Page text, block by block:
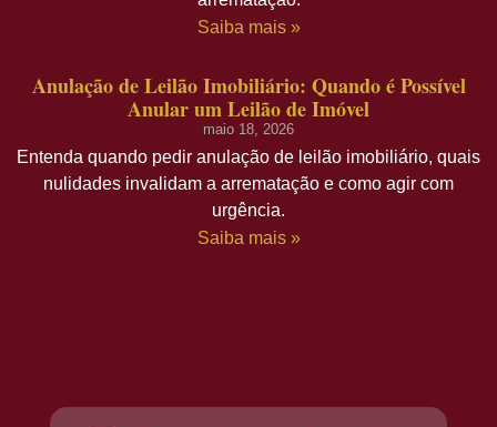
Saiba mais »
Anulação de Leilão Imobiliário: Quando é Possível
Anular um Leilão de Imóvel
maio 18, 2026
Entenda quando pedir anulação de leilão imobiliário, quais
nulidades invalidam a arrematação e como agir com
urgência.
Saiba mais »